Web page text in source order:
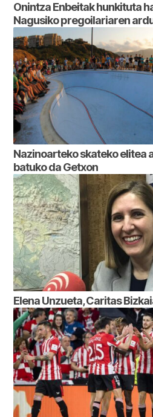
Onintza Enbeitak hunkituta
Nagusiko pregoilariaren
Nazinoarteko skateko elitea
batuko da Getxon
Elena Unzueta, Caritas